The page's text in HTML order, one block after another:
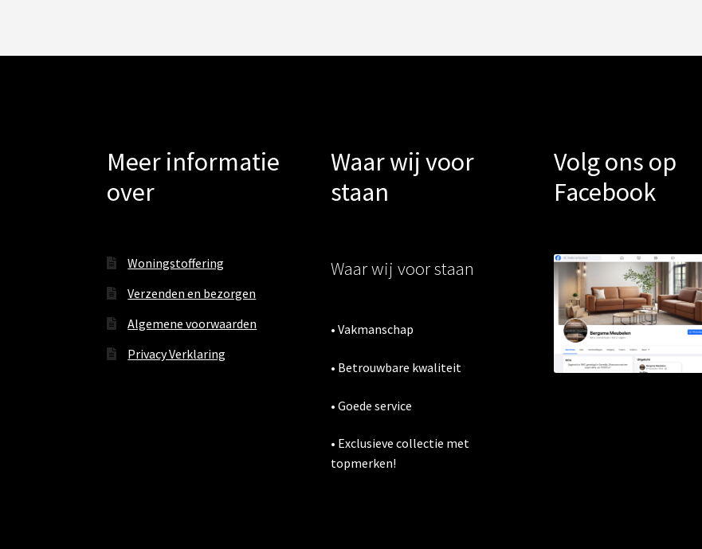
Meer informatie
over
Woningstoffering
Verzenden en bezorgen
Algemene voorwaarden
Privacy Verklaring
Waar wij voor
staan
Waar wij voor staan
• Vakmanschap
• Betrouwbare kwaliteit
• Goede service
• Exclusieve collectie met
topmerken!
Volg ons op
Facebook